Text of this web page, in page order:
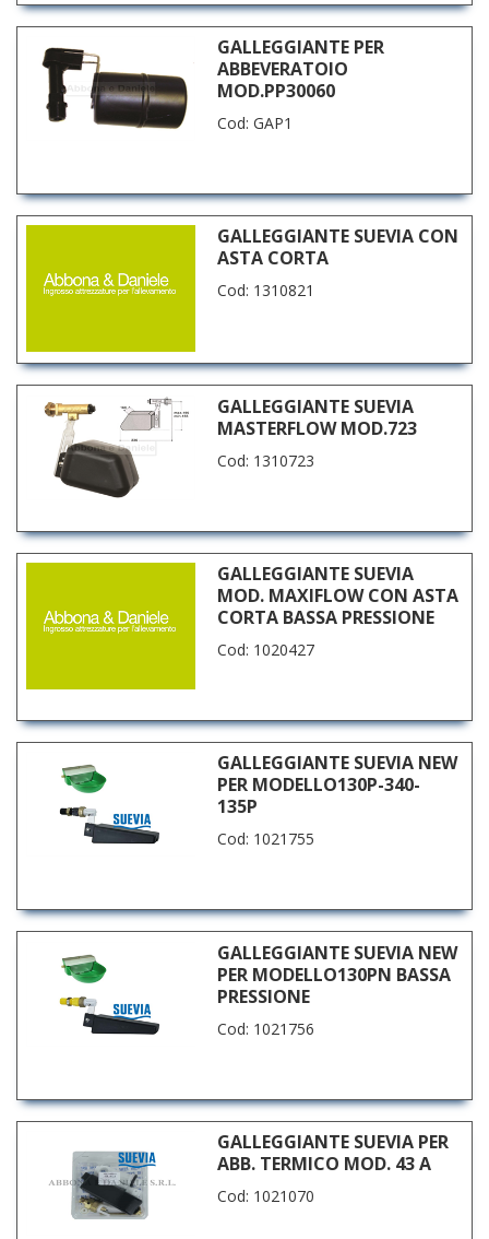
GALLEGGIANTE PER
ABBEVERATOIO
MOD.PP30060
Cod: GAP1
GALLEGGIANTE SUEVIA CON
ASTA CORTA
Cod: 1310821
GALLEGGIANTE SUEVIA
MASTERFLOW MOD.723
Cod: 1310723
GALLEGGIANTE SUEVIA
MOD. MAXIFLOW CON ASTA
CORTA BASSA PRESSIONE
Cod: 1020427
GALLEGGIANTE SUEVIA NEW
PER MODELLO130P-340-
135P
Cod: 1021755
GALLEGGIANTE SUEVIA NEW
PER MODELLO130PN BASSA
PRESSIONE
Cod: 1021756
GALLEGGIANTE SUEVIA PER
ABB. TERMICO MOD. 43 A
Cod: 1021070